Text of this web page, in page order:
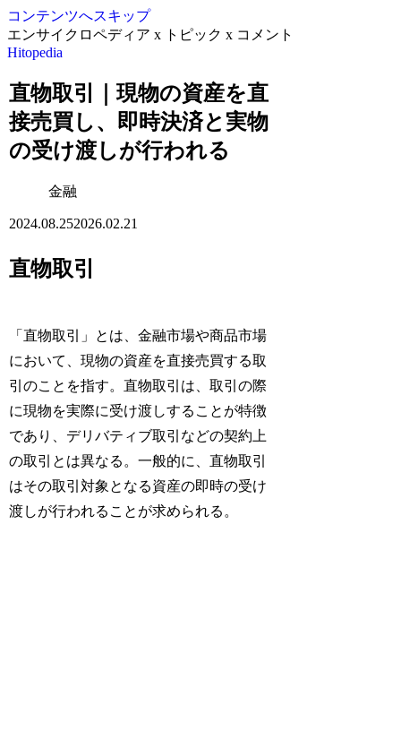
コンテンツへスキップ
エンサイクロペディア x トピック x コメント
Hitopedia
直物取引｜現物の資産を直
接売買し、即時決済と実物
の受け渡しが行われる
金融
2024.08.252026.02.21
直物取引
「直物取引」とは、金融市場や商品市場
において、現物の資産を直接売買する取
引のことを指す。直物取引は、取引の際
に現物を実際に受け渡しすることが特徴
であり、デリバティブ取引などの契約上
の取引とは異なる。一般的に、直物取引
はその取引対象となる資産の即時の受け
渡しが行われることが求められる。